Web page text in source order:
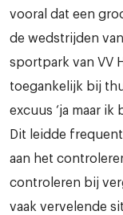
vooral dat een
de wedstrijden
sportpark van VV
toegankelijk bij
excuus ‘ja maar
Dit leidde
aan het
controleren bij
vaak vervelende